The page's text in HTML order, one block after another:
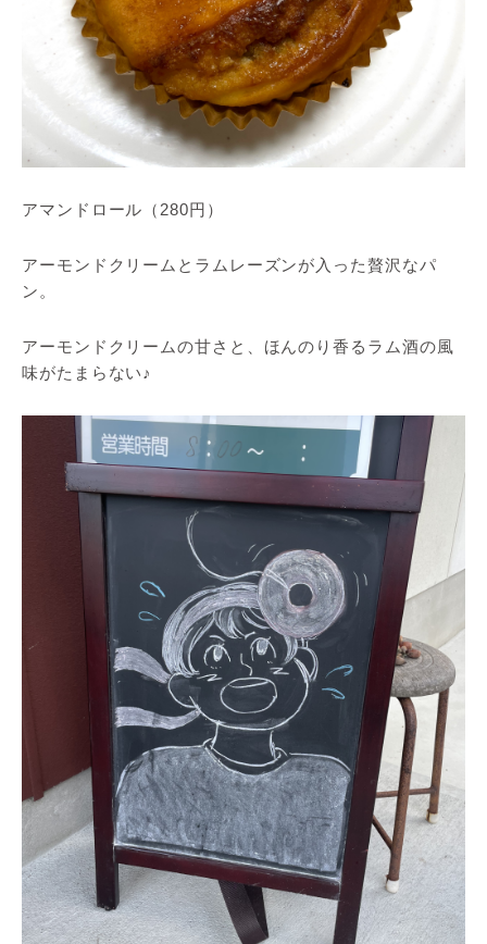
アマンドロール（280円）
アーモンドクリームとラムレーズンが入った贅沢なパ
ン。
アーモンドクリームの甘さと、ほんのり香るラム酒の風
味がたまらない♪